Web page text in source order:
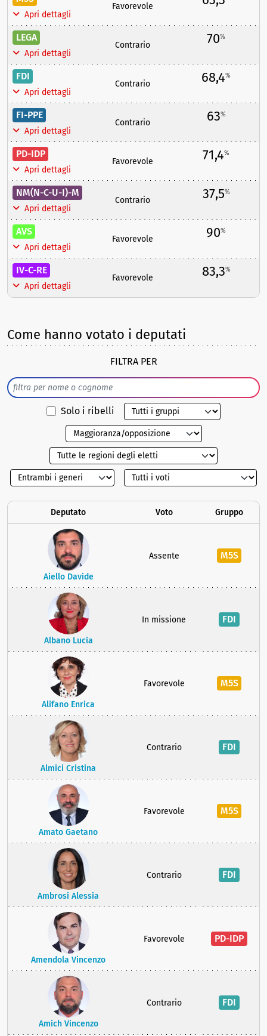
Apri dettagli
Favorevole
LEGA
Apri dettagli
Contrario 70%
FDI
Apri dettagli
Contrario 68,4%
FI-PPE
Apri dettagli
Contrario 63%
PD-IDP
Apri dettagli
Favorevole 71,4%
NM(N-C-U-I)-M
Apri dettagli
Contrario 37,5%
AVS
Apri dettagli
Favorevole 90%
IV-C-RE
Apri dettagli
Favorevole 83,3%
Come hanno votato i deputati
FILTRA PER
Solo i ribelli
Deputato Voto Gruppo
Aiello Davide
Assente M5S
Albano Lucia
In missione FDI
Alifano Enrica
Favorevole M5S
Almici Cristina
Contrario FDI
Amato Gaetano
Favorevole M5S
Ambrosi Alessia
Contrario FDI
Amendola Vincenzo
Favorevole PD-IDP
Amich Vincenzo
Contrario FDI